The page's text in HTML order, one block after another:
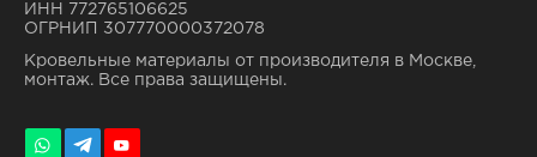
ИНН 772765106625
ОГРНИП 307770000372078
Кровельные материалы от производителя в Москве,
монтаж. Все права защищены.